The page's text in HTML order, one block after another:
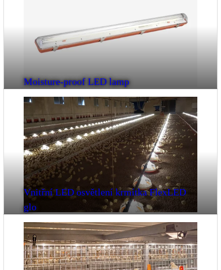
Moisture-proof LED lamp
Vnitřní LED osvětlení krmítka FlexLED
glo